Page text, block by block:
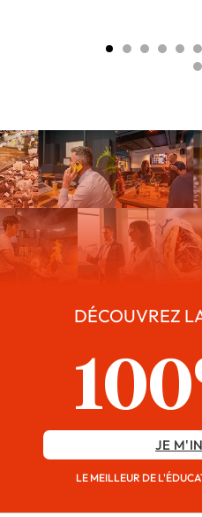
DÉCOUVREZ
JE
LE MEILLEUR DE